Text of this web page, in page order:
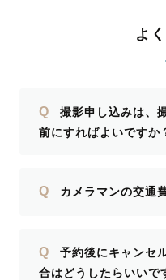
よ
Q
撮影申し込みは、
前にすればよいですか
Q カメラマンの交通
Q
予約後にキャンセ
合はどうしたらいいで